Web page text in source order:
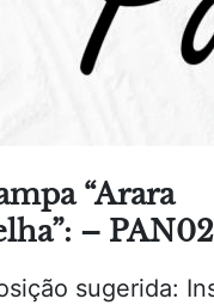
“Arara
–
sugerida: